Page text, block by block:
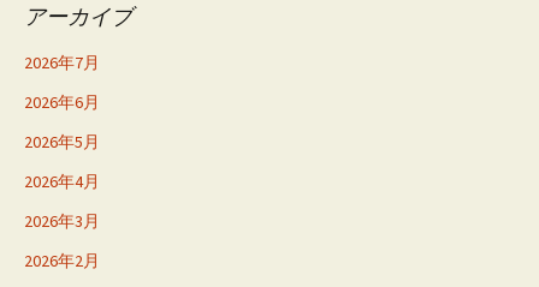
アーカイブ
2026年7月
2026年6月
2026年5月
2026年4月
2026年3月
2026年2月